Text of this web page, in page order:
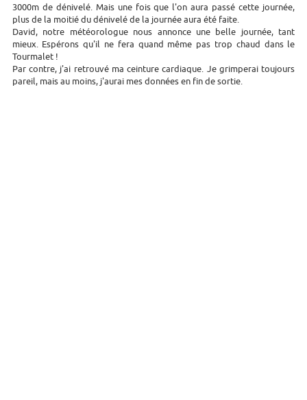
3000m de dénivelé. Mais une fois que l'on aura passé cette journée,
plus de la moitié du dénivelé de la journée aura été faite.
David, notre météorologue nous annonce une belle journée, tant
mieux. Espérons qu'il ne fera quand même pas trop chaud dans le
Tourmalet !
Par contre, j'ai retrouvé ma ceinture cardiaque. Je grimperai toujours
pareil, mais au moins, j'aurai mes données en fin de sortie.